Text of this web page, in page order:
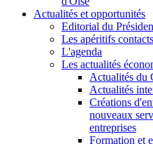
Actualités et opportunités
Editorial du
Les apéritifs contacts
L'agenda
Les actualités
Actualités du
Actualités
Créations
nouveaux
entreprises
Formation et